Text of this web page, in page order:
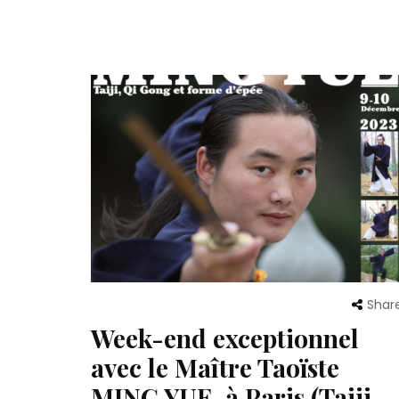
Week-end exceptionnel
avec le Maître Taoïste